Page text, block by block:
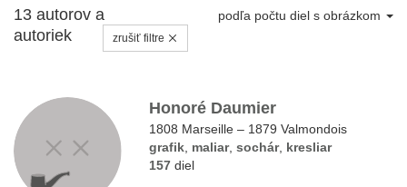
13 autorov a
autoriek
zrušiť filtre
podľa počtu diel s obrázkom
Honoré Daumier
1808 Marseille – 1879 Valmondois
grafik maliar,sochár, kresliar
157 diel